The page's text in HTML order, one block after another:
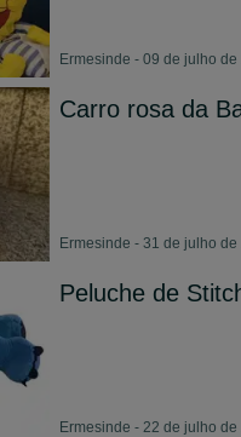
Ermesinde - 09 de julho de
Carro rosa da
Ermesinde - 31 de julho de
Peluche de
Ermesinde - 22 de julho de